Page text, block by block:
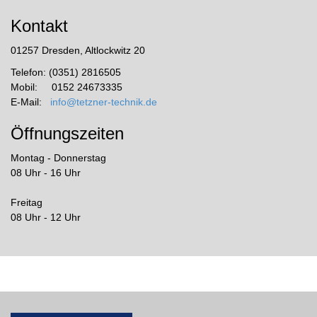
Kontakt
01257 Dresden, Altlockwitz 20
Telefon: (0351) 2816505
Mobil: 0152 24673335
E-Mail: info@tetzner-technik.de
Öffnungszeiten
Montag - Donnerstag
08 Uhr - 16 Uhr
Freitag
08 Uhr - 12 Uhr